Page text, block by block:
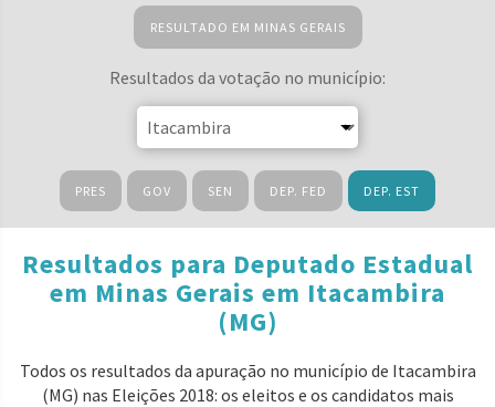
RESULTADO EM MINAS GERAIS
Resultados da votação no município:
PRES GOV SEN DEP. FED DEP. EST
Resultados para Deputado Estadual
em Minas Gerais em Itacambira
(MG)
Todos os resultados da apuração no município de Itacambira
(MG) nas Eleições 2018: os eleitos e os candidatos mais